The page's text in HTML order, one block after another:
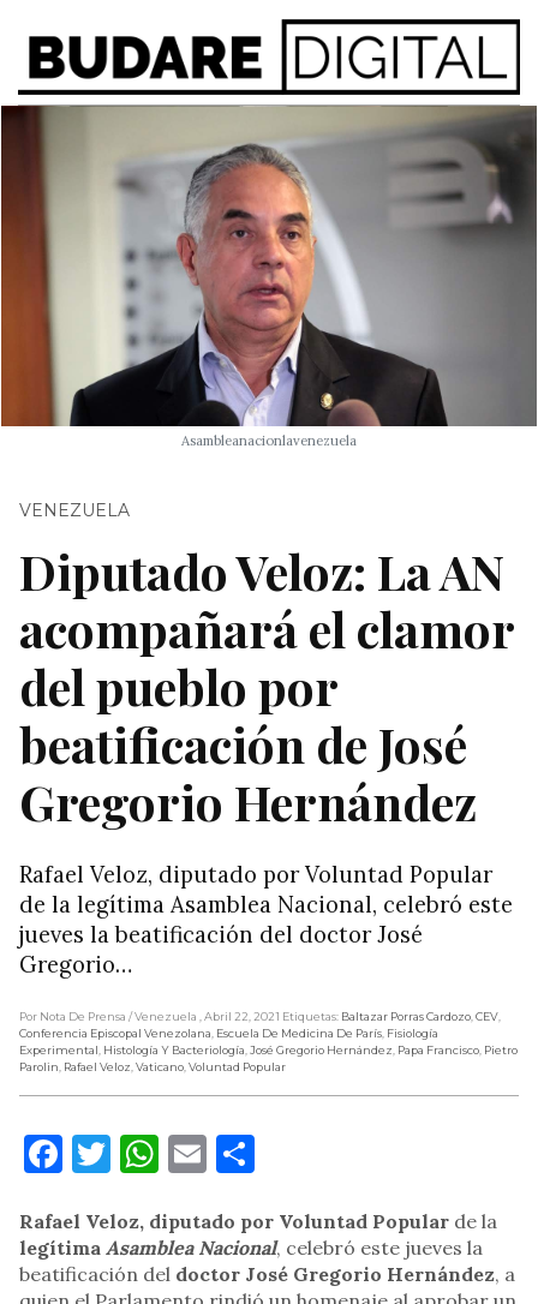
Asambleanacionlavenezuela
VENEZUELA
Diputado Veloz: La AN
acompañará el clamor
del pueblo por
beatificación de José
Gregorio Hernández
Rafael Veloz, diputado por Voluntad Popular
de la legítima Asamblea Nacional, celebró este
jueves la beatificación del doctor José
Gregorio…
Por Nota De Prensa / Venezuela , Abril 22, 2021 Etiquetas: Baltazar Porras Cardozo,CEV,
Conferencia Episcopal Venezolana, Escuela De Medicina De París, Fisiología
Experimental, Histología Y Bacteriología,José Gregorio Hernández, Papa Francisco, Pietro
Parolin, Rafael Veloz,Vaticano,Voluntad Popular
Facebook
Twitter
WhatsApp
Email
Rafael Veloz, diputado por Voluntad Popular de la
legítima Asamblea Nacional, celebró este jueves la
beatificación del doctor José Gregorio Hernández, a